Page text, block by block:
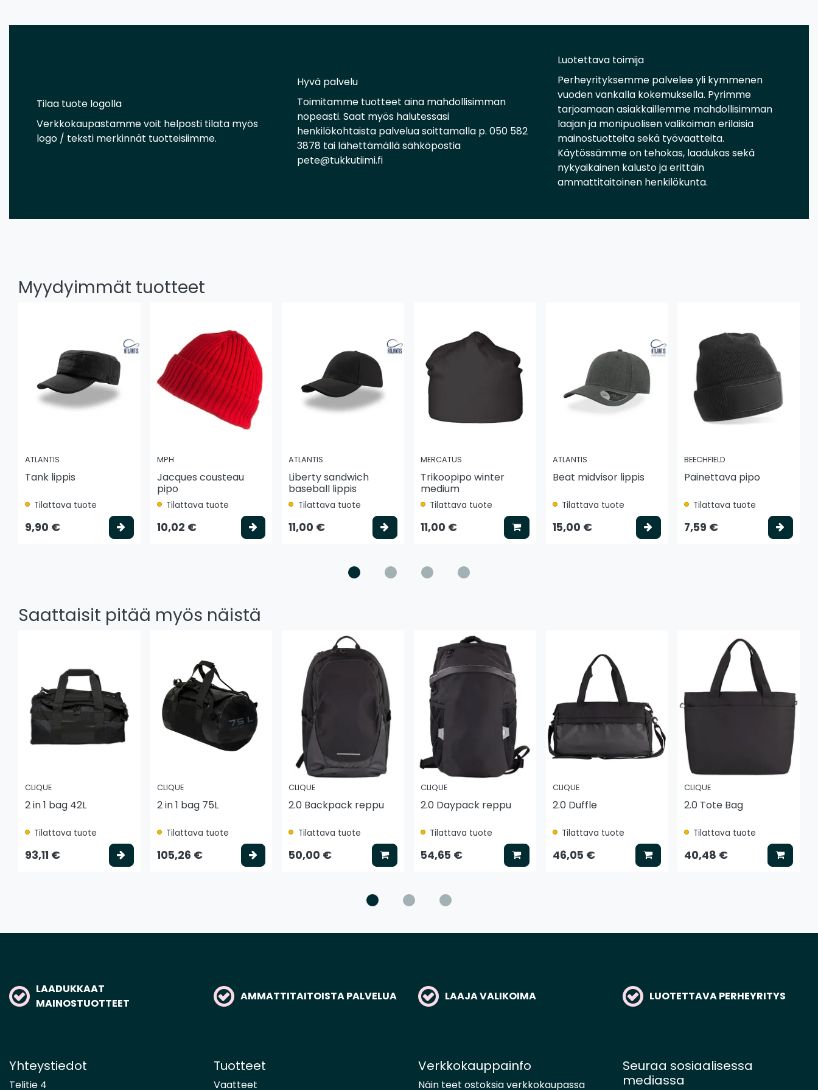
Tilaa tuote logolla
Verkkokaupastamme voit helposti tilata myös
logo / teksti merkinnät tuotteisiimme.
Hyvä palvelu
Toimitamme tuotteet aina mahdollisimman
nopeasti. Saat myös halutessasi
henkilökohtaista palvelua soittamalla p. 050 582
3878 tai lähettämällä sähköpostia
pete@tukkutiimi.fi
Luotettava toimija
Perheyrityksemme palvelee yli kymmenen
vuoden vankalla kokemuksella. Pyrimme
tarjoamaan asiakkaillemme mahdollisimman
laajan ja monipuolisen valikoiman erilaisia
mainostuotteita sekä työvaatteita.
Käytössämme on tehokas, laadukas sekä
nykyaikainen kalusto ja erittäin
ammattitaitoinen henkilökunta.
Myydyimmät tuotteet
ATLANTIS
Tank lippis
Tilattava tuote
9,90 € Valitse vaihtoehto
MPH
Jacques cousteau
pipo
Tilattava tuote
10,02 € Valitse vaihtoehto
ATLANTIS
Liberty sandwich
baseball lippis
Tilattava tuote
11,00 € Valitse vaihtoehto
MERCATUS
Trikoopipo winter
medium
Tilattava tuote
11,00 € Lisää koriin
ATLANTIS
Beat midvisor lippis
Tilattava tuote
15,00 € Valitse vaihtoehto
BEECHFIELD
Painettava pipo
Tilattava tuote
7,59 €
Saattaisit pitää myös näistä
CLIQUE
2 in 1 bag 42L
Tilattava tuote
93,11 € Valitse vaihtoehto
CLIQUE
2 in 1 bag 75L
Tilattava tuote
105,26 € Valitse vaihtoehto
CLIQUE
2.0 Backpack reppu
Tilattava tuote
50,00 € Lisää koriin
CLIQUE
2.0 Daypack reppu
Tilattava tuote
54,65 € Lisää koriin
CLIQUE
2.0 Duffle
Tilattava tuote
46,05 € Lisää koriin
CLIQUE
2.0 Tote Bag
Tilattava tuote
40,48 € Lisää
LAADUKKAAT
MAINOSTUOTTEET
AMMATTITAITOISTA PALVELUA LAAJA VALIKOIMA LUOTETTAVA PERHEYRITYS
Yhteystiedot
Telitie 4
Tuotteet
Vaatteet
Verkkokauppainfo
Näin teet ostoksia verkkokaupassa
Seuraa sosiaalisessa
mediassa